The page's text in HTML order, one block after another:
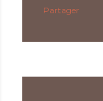
Partager